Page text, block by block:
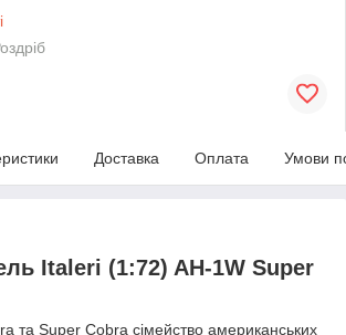
Доставка Оплата Умови
Italeri (1:72) AH-1W Super
та Super Cobra сімейство американських